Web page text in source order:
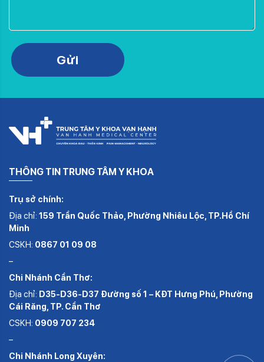
THÔNG TIN TRUNG TÂM Y KHOA
Trụ sở chính:
Địa chỉ: 159 Trần Quốc Thảo, Phường Nhiêu Lộc, TP.Hồ Chí
Minh
CSKH: 0867 01 09 08
–
Chi Nhánh Cần Thơ:
Địa chỉ: D35-D36-D37 Đường số 1 – KĐT Hưng Phú, Phường
Cái Răng, TP. Cần Thơ
CSKH: 0909 707 234
–
Chi Nhánh Long Xuyên:
Please leave this field empty.
Gửi